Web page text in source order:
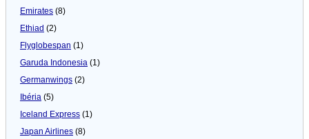
Emirates (8)
Ethiad (2)
Flyglobespan (1)
Garuda Indonesia (1)
Germanwings (2)
Ibéria (5)
Iceland Express (1)
Japan Airlines (8)